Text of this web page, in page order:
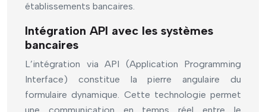
établissements bancaires.
Intégration API avec les systèmes
bancaires
L’intégration via API (Application Programming
Interface) constitue la pierre angulaire du
formulaire dynamique. Cette technologie permet